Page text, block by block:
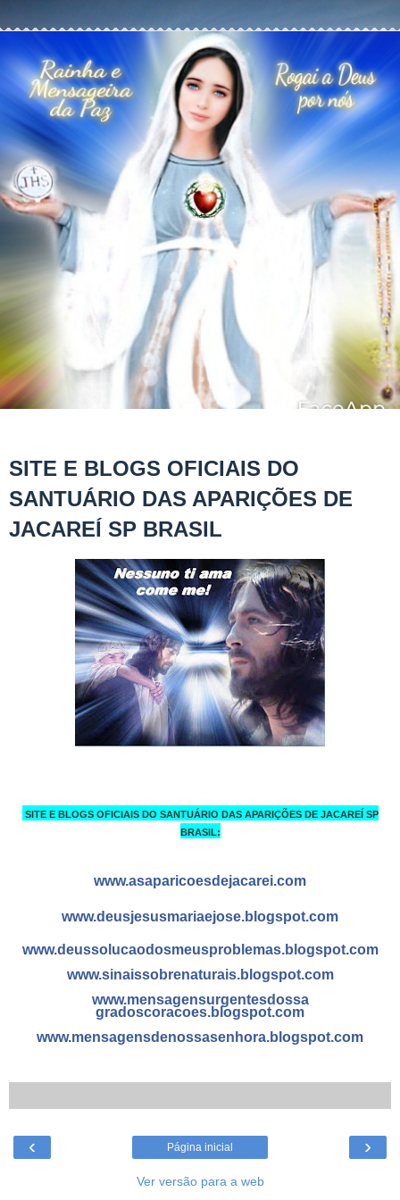
SITE E BLOGS OFICIAIS DO
SANTUÁRIO DAS APARIÇÕES DE
JACAREÍ SP BRASIL
SITE E BLOGS OFICIAIS DO SANTUÁRIO DAS APARIÇÕES DE JACAREÍ SP
BRASIL:
www.asaparicoesdejacarei.com
www.deusjesusmariaejose.bl ogspot.com
www.deussolucaodosmeusprob lemas.blogspot.com
www.sinaissobrenaturais.bl ogspot.com
www.mensagensurgentesdossa
gradoscoracoes.blogspot.com
www.mensagensdenossasenhora.blogspot.com
‹ ›
Página inicial
Ver versão para a web